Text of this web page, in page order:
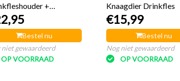
+
Drinkfles
Bestel nu
niet gewaardeerd
OP VOORRAAD
Knaagdier Drinkfles
€15,99
Bestel nu
Nog niet gewaardeerd
OP VOORRAAD